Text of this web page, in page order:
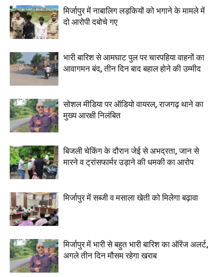
मिर्जापुर में नाबालिग लड़कियों को भगाने के मामले में
दो आरोपी दबोचे गए
भारी बारिश से आमघाट पुल पर चारपहिया वाहनों का
आवागमन बंद, तीन दिन बाद बहाल होने की उम्मीद
सोशल मीडिया पर ऑडियो वायरल, राजगढ़ थाने का
मुख्य आरक्षी निलंबित
बिजली चेकिंग के दौरान जेई से अभद्रता, जान से
मारने व ट्रांसफार्मर उड़ाने की धमकी का आरोप
मिर्जापुर में सब्जी व मसाला खेती को मिलेगा बढ़ावा
मिर्जापुर में भारी से बहुत भारी बारिश का ऑरेंज अलर्ट,
अगले तीन दिन मौसम रहेगा खराब